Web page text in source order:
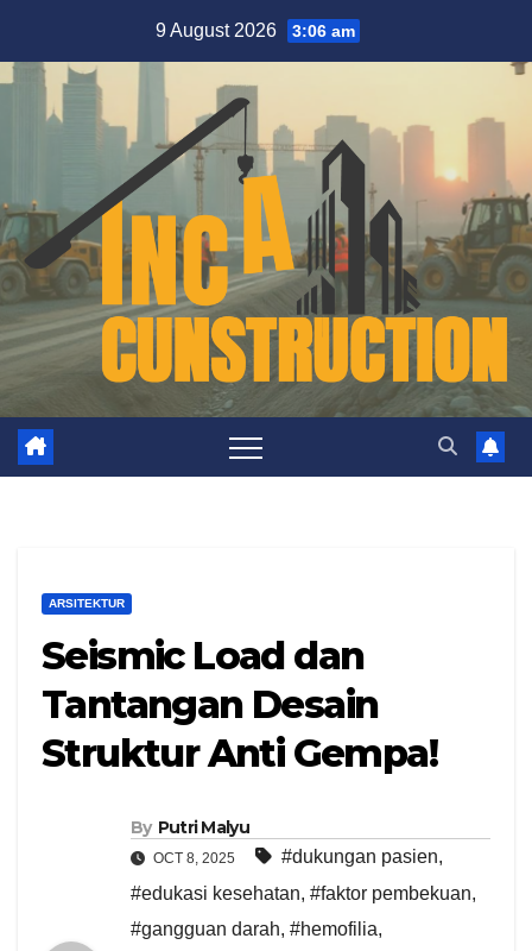
content
9 August 2026 3:06 am
ARSITEKTUR
Seismic Load dan
Tantangan Desain
Struktur Anti Gempa!
By Putri Malyu
OCT 8, 2025 #dukungan pasien,
#edukasi kesehatan, #faktor pembekuan,
#gangguan darah, #hemofilia,